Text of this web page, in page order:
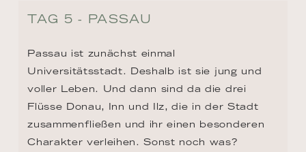
TAG 5 - PASSAU
Passau ist zunächst einmal
Universitätsstadt. Deshalb ist sie jung und
voller Leben. Und dann sind da die drei
Flüsse Donau, Inn und Ilz, die in der Stadt
zusammenfließen und ihr einen besonderen
Charakter verleihen. Sonst noch was?